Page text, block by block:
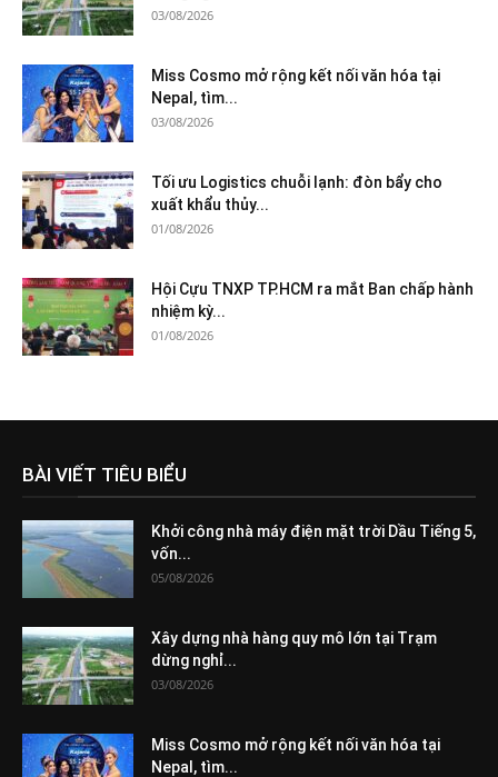
03/08/2026
Miss Cosmo mở rộng kết nối văn hóa tại
Nepal, tìm...
03/08/2026
Tối ưu Logistics chuỗi lạnh: đòn bẩy cho
xuất khẩu thủy...
01/08/2026
Hội Cựu TNXP TP.HCM ra mắt Ban chấp hành
nhiệm kỳ...
01/08/2026
BÀI VIẾT TIÊU BIỂU
Khởi công nhà máy điện mặt trời Dầu Tiếng 5,
vốn...
05/08/2026
Xây dựng nhà hàng quy mô lớn tại Trạm
dừng nghỉ...
03/08/2026
Miss Cosmo mở rộng kết nối văn hóa tại
Nepal, tìm...